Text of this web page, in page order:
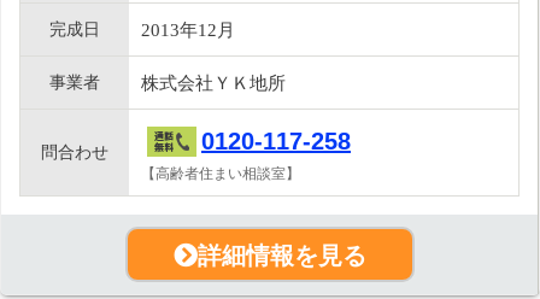
完成日 2013年12月
事業者 株式会社ＹＫ地所
問合わせ 0120-117-258
【高齢者住まい相談室】
詳細情報を見る